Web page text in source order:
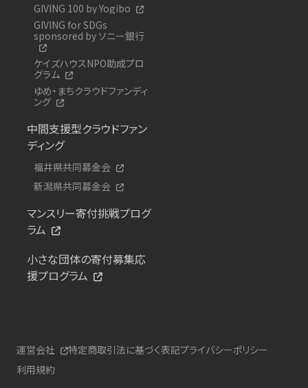
GIVING 100 by Yogibo
GIVING for SDGs
sponsored by ソニー銀行
ケイズハウスNPO助成プロ
グラム
ゆめ・まちクラウドファンディ
ング
中間支援型クラウドファン
ディング
福井県共同募金会
新潟県共同募金会
マンスリー寄付挑戦プログ
ラム
小さな団体の寄付募集応
援プログラム
運営会社 特定商取引法に基づく表記プライバシーポリシー
利用規約